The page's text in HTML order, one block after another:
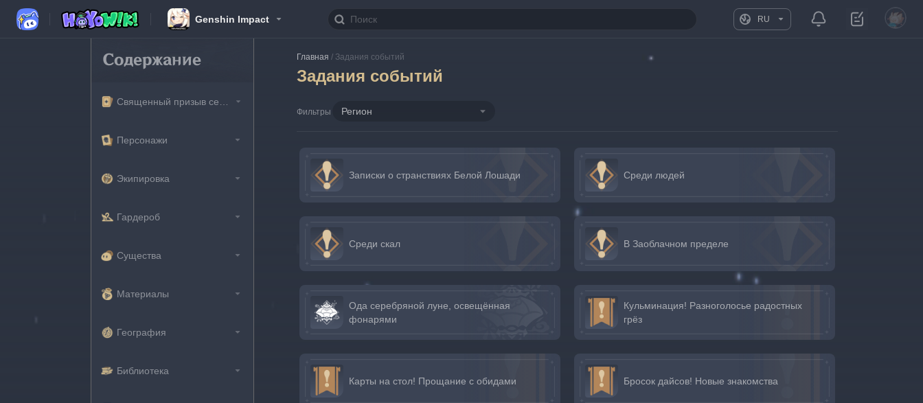
Genshin Impact RU
Содержание
Персонажи
Экипировка
Гардероб
Существа
Материалы
География
Библиотека
Главная / Задания событий
Задания событий
Фильтры Регион
Записки о странствиях Белой Лошади Среди людей
Среди скал В Заоблачном пределе
Ода серебряной луне, освещённая
фонарями
Кульминация! Разноголосье радостных
грёз
Карты на стол! Прощание с обидами Бросок дайсов! Новые знакомства